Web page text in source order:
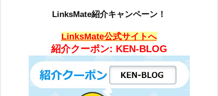
LinksMate紹介キャンペーン！
LinksMate公式サイトへ
紹介クーポン: KEN-BLOG